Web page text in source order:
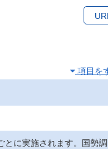
項目を
に実施されます。国勢調